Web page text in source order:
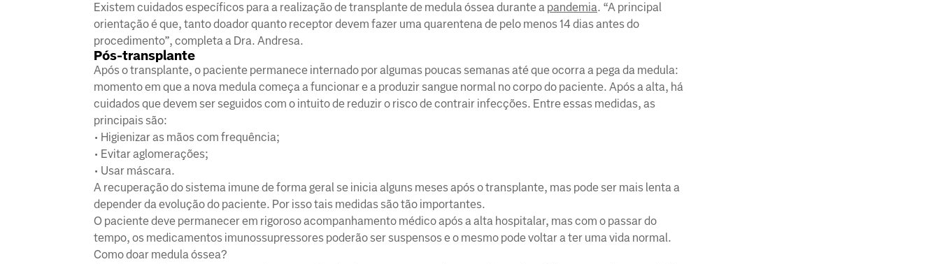
Existem cuidados específicos para a realização de transplante de medula óssea durante a pandemia. “A principal
orientação é que, tanto doador quanto receptor devem fazer uma quarentena de pelo menos 14 dias antes do
procedimento”, completa a Dra. Andresa.
Pós-transplante
Após o transplante, o paciente permanece internado por algumas poucas semanas até que ocorra a pega da medula:
momento em que a nova medula começa a funcionar e a produzir sangue normal no corpo do paciente. Após a alta, há
cuidados que devem ser seguidos com o intuito de reduzir o risco de contrair infecções. Entre essas medidas, as
principais são:
• Higienizar as mãos com frequência;
• Evitar aglomerações;
• Usar máscara.
A recuperação do sistema imune de forma geral se inicia alguns meses após o transplante, mas pode ser mais lenta a
depender da evolução do paciente. Por isso tais medidas são tão importantes.
O paciente deve permanecer em rigoroso acompanhamento médico após a alta hospitalar, mas com o passar do
tempo, os medicamentos imunossupressores poderão ser suspensos e o mesmo pode voltar a ter uma vida normal.
Como doar medula óssea?